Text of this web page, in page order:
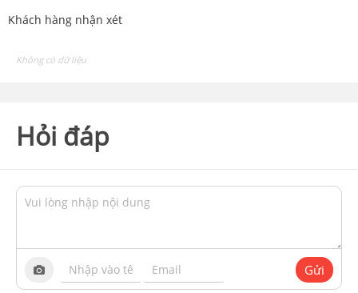
Khách hàng nhận xét
Không có dữ liệu
Hỏi đáp
Gửi